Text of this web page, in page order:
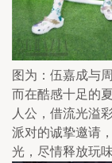
图为：伍嘉成与
而在酷感十足的
人公，借流光溢
派对的诚挚邀请
光，尽情释放玩味